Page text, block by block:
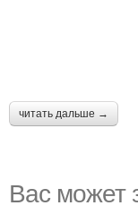
читать дальше →
Вас может